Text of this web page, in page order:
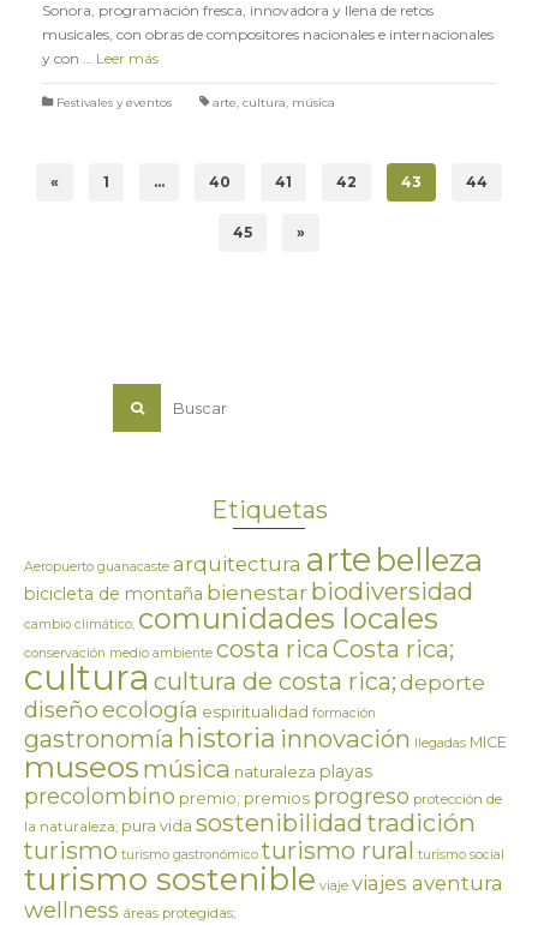
Sonora, programación fresca, innovadora y llena de retos
musicales, con obras de compositores nacionales e internacionales
y con … Leer más
Festivales y eventos arte, cultura, música
« 1 … 40 41 42 43 44
45 »
Etiquetas
Aeropuerto guanacaste arquitectura arte belleza
bicicleta de montaña bienestarbiodiversidad
cambio climático; comunidades locales
conservación medio ambiente costa ricaCosta rica;
cultura cultura de costa rica;deporte
diseñoecología espiritualidad formación
gastronomía historia innovación llegadas MICE
museos música naturaleza playas
precolombino premio; premios progreso protección de
la naturaleza; pura vida sostenibilidadtradición
turismo turismo gastronómico turismo rural turismo social
turismo sostenible viaje viajes aventura
wellness áreas protegidas;